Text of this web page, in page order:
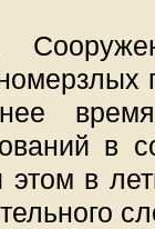
в
этом в